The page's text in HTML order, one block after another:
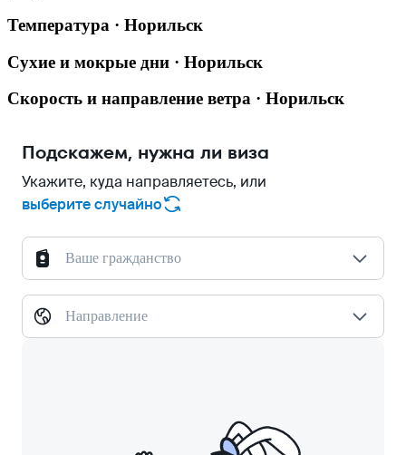
Температура · Норильск
Сухие и мокрые дни · Норильск
Скорость и направление ветра · Норильск
Подскажем, нужна ли виза
Укажите, куда направляетесь, или
выберите случайно
Ваше гражданство
Направление